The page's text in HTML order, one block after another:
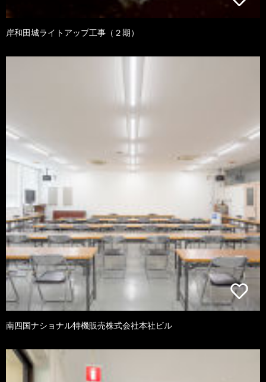
岸和田城ライトアップ工事（２期）
南四国ナショナル特機販売株式会社本社ビル